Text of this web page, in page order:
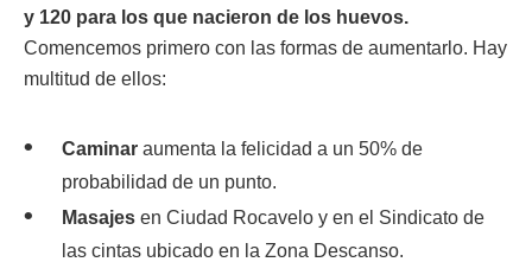
y 120 para los que nacieron de los huevos.
Comencemos primero con las formas de aumentarlo. Hay
multitud de ellos:
Caminar aumenta la felicidad a un 50% de
probabilidad de un punto.
Masajes en Ciudad Rocavelo y en el Sindicato de
las cintas ubicado en la Zona Descanso.